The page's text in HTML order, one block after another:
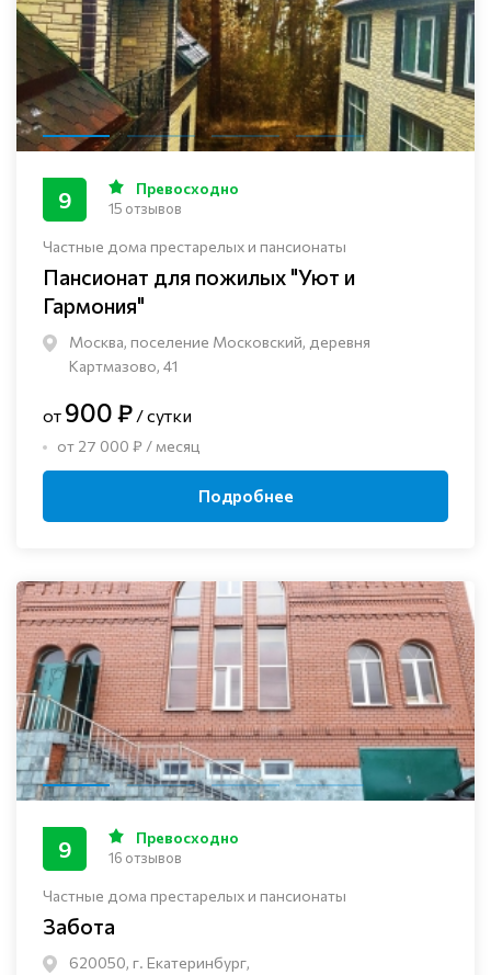
Частные дома престарелых и пансионаты
Пансионат для пожилых "Уют и
Гармония"
Москва, поселение Московский, деревня
Картмазово, 41
9 Превосходно
15 отзывов
от 900 ₽ / сутки
от 27 000 ₽ / месяц
Подробнее
Частные дома престарелых и пансионаты
Забота
620050, г. Екатеринбург,
9 Превосходно
16 отзывов